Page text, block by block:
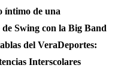
íntimo de una
Swing con la Big Band
del VeraDeportes:
Interscolares